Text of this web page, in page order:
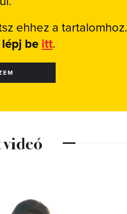
ehhez a tartalomhoz.
be itt.